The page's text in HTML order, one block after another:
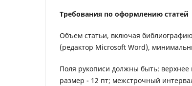
Требования по оформлению статей
Объем статьи, включая
(редактор Microsoft Word),
Поля рукописи должны быть:
размер - 12 пт; межстрочный